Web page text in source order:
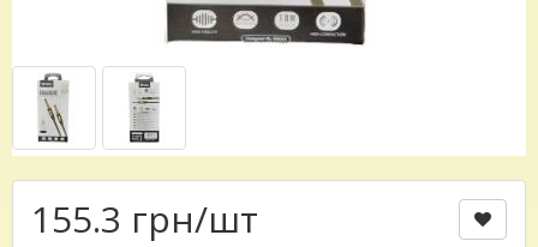
155.3 грн/шт